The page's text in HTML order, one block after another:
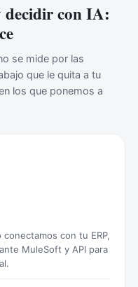
con IA:
se mide por las
que le quita a tu
los que ponemos a
con tu ERP,
MuleSoft y API para